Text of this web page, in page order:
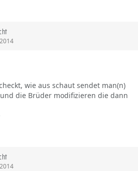
wie aus schaut sendet man(n)
die Brüder modifizieren die dann